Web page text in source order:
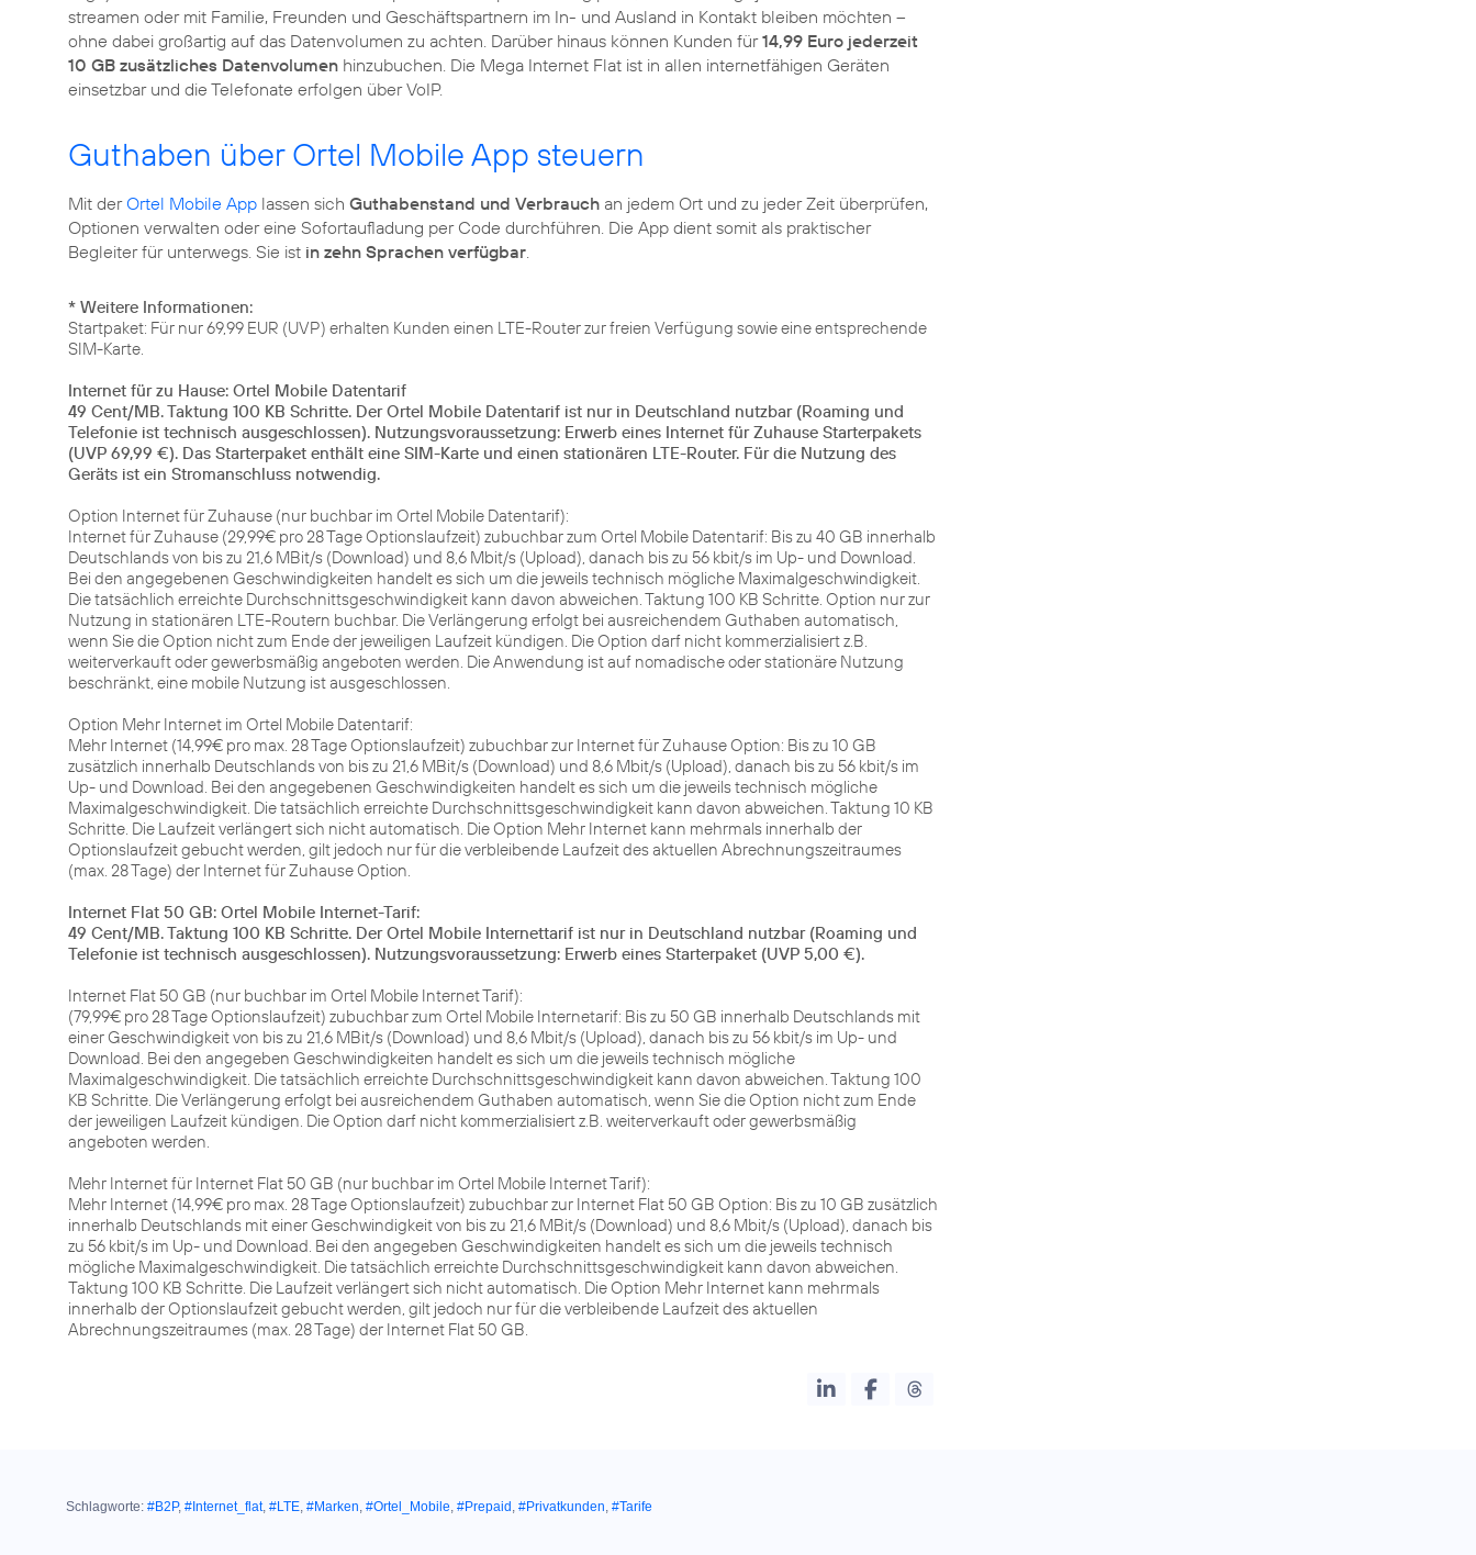
streamen oder mit Familie, Freunden und Geschäftspartnern im In- und Ausland in Kontakt bleiben möchten –
ohne dabei großartig auf das Datenvolumen zu achten. Darüber hinaus können Kunden für14,99 Euro jederzeit
10 GB zusätzliches Datenvolumen hinzubuchen. Die Mega Internet Flat ist in allen internetfähigen Geräten
einsetzbar und die Telefonate erfolgen über VoIP.
Guthaben über Ortel Mobile App steuern
Mit derOrtel Mobile App lassen sich Guthabenstand und Verbrauch an jedem Ort und zu jeder Zeit überprüfen,
Optionen verwalten oder eine Sofortaufladung per Code durchführen. Die App dient somit als praktischer
Begleiter für unterwegs. Sie ist in zehn Sprachen verfügbar.
* Weitere Informationen:
Startpaket: Für nur 69,99 EUR (UVP) erhalten Kunden einen LTE-Router zur freien Verfügung sowie eine entsprechende
SIM-Karte.
Internet für zu Hause: Ortel Mobile Datentarif
49 Cent/MB. Taktung 100 KB Schritte. Der Ortel Mobile Datentarif ist nur in Deutschland nutzbar (Roaming und
Telefonie ist technisch ausgeschlossen). Nutzungsvoraussetzung: Erwerb eines Internet für Zuhause Starterpakets
(UVP 69,99 €). Das Starterpaket enthält eine SIM-Karte und einen stationären LTE-Router. Für die Nutzung des
Geräts ist ein Stromanschluss notwendig.
Option Internet für Zuhause (nur buchbar im Ortel Mobile Datentarif):
Internet für Zuhause (29,99€ pro 28 Tage Optionslaufzeit) zubuchbar zum Ortel Mobile Datentarif: Bis zu 40 GB innerhalb
Deutschlands von bis zu 21,6 MBit/s (Download) und 8,6 Mbit/s (Upload), danach bis zu 56 kbit/s im Up- und Download.
Bei den angegebenen Geschwindigkeiten handelt es sich um die jeweils technisch mögliche Maximalgeschwindigkeit.
Die tatsächlich erreichte Durchschnittsgeschwindigkeit kann davon abweichen. Taktung 100 KB Schritte. Option nur zur
Nutzung in stationären LTE-Routern buchbar. Die Verlängerung erfolgt bei ausreichendem Guthaben automatisch,
wenn Sie die Option nicht zum Ende der jeweiligen Laufzeit kündigen. Die Option darf nicht kommerzialisiert z.B.
weiterverkauft oder gewerbsmäßig angeboten werden. Die Anwendung ist auf nomadische oder stationäre Nutzung
beschränkt, eine mobile Nutzung ist ausgeschlossen.
Option Mehr Internet im Ortel Mobile Datentarif:
Mehr Internet (14,99€ pro max. 28 Tage Optionslaufzeit) zubuchbar zur Internet für Zuhause Option: Bis zu 10 GB
zusätzlich innerhalb Deutschlands von bis zu 21,6 MBit/s (Download) und 8,6 Mbit/s (Upload), danach bis zu 56 kbit/s im
Up- und Download. Bei den angegebenen Geschwindigkeiten handelt es sich um die jeweils technisch mögliche
Maximalgeschwindigkeit. Die tatsächlich erreichte Durchschnittsgeschwindigkeit kann davon abweichen. Taktung 10 KB
Schritte. Die Laufzeit verlängert sich nicht automatisch. Die Option Mehr Internet kann mehrmals innerhalb der
Optionslaufzeit gebucht werden, gilt jedoch nur für die verbleibende Laufzeit des aktuellen Abrechnungszeitraumes
(max. 28 Tage) der Internet für Zuhause Option.
Internet Flat 50 GB: Ortel Mobile Internet-Tarif:
49 Cent/MB. Taktung 100 KB Schritte. Der Ortel Mobile Internettarif ist nur in Deutschland nutzbar (Roaming und
Telefonie ist technisch ausgeschlossen). Nutzungsvoraussetzung: Erwerb eines Starterpaket (UVP 5,00 €).
Internet Flat 50 GB (nur buchbar im Ortel Mobile Internet Tarif):
(79,99€ pro 28 Tage Optionslaufzeit) zubuchbar zum Ortel Mobile Internetarif: Bis zu 50 GB innerhalb Deutschlands mit
einer Geschwindigkeit von bis zu 21,6 MBit/s (Download) und 8,6 Mbit/s (Upload), danach bis zu 56 kbit/s im Up- und
Download. Bei den angegeben Geschwindigkeiten handelt es sich um die jeweils technisch mögliche
Maximalgeschwindigkeit. Die tatsächlich erreichte Durchschnittsgeschwindigkeit kann davon abweichen. Taktung 100
KB Schritte. Die Verlängerung erfolgt bei ausreichendem Guthaben automatisch, wenn Sie die Option nicht zum Ende
der jeweiligen Laufzeit kündigen. Die Option darf nicht kommerzialisiert z.B. weiterverkauft oder gewerbsmäßig
angeboten werden.
Mehr Internet für Internet Flat 50 GB (nur buchbar im Ortel Mobile Internet Tarif):
Mehr Internet (14,99€ pro max. 28 Tage Optionslaufzeit) zubuchbar zur Internet Flat 50 GB Option: Bis zu 10 GB zusätzlich
innerhalb Deutschlands mit einer Geschwindigkeit von bis zu 21,6 MBit/s (Download) und 8,6 Mbit/s (Upload), danach bis
zu 56 kbit/s im Up- und Download. Bei den angegeben Geschwindigkeiten handelt es sich um die jeweils technisch
mögliche Maximalgeschwindigkeit. Die tatsächlich erreichte Durchschnittsgeschwindigkeit kann davon abweichen.
Taktung 100 KB Schritte. Die Laufzeit verlängert sich nicht automatisch. Die Option Mehr Internet kann mehrmals
innerhalb der Optionslaufzeit gebucht werden, gilt jedoch nur für die verbleibende Laufzeit des aktuellen
Abrechnungszeitraumes (max. 28 Tage) der Internet Flat 50 GB.
Schlagworte: #B2P, #Internet_flat, #LTE, #Marken, #Ortel_Mobile, #Prepaid , #Privatkunden, #Tarife